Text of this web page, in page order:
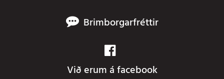
Brimborgarfréttir
Við erum á facebook